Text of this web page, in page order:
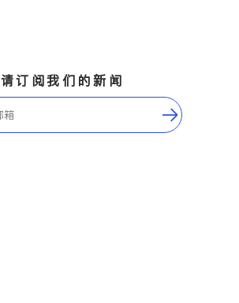
请订阅我们的新闻